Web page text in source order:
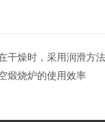
干燥时，采用润滑方
煅烧炉的使用效率